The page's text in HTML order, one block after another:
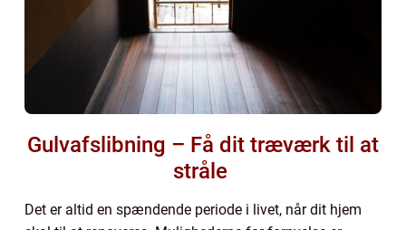
Gulvafslibning – Få dit træværk til at
stråle
Det er altid en spændende periode i livet, når dit hjem